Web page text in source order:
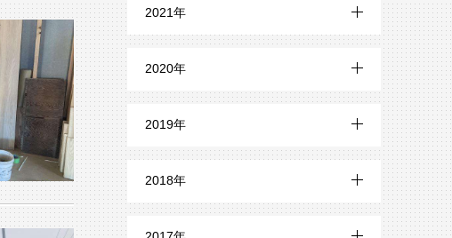
7月 (1)
6月 (3)
5月 (2)
4月 (3)
3月 (2)
9月 (3)
7月 (6)
6月 (5)
5月 (7)
4月 (10)
9月 (6)
7月 (8)
6月 (8)
5月 (6)
11月 (6)
9月 (2)
7月 (4)
2021年
12月 (14)
11月 (21)
9月 (22)
2020年
12月 (15)
11月 (13)
2019年
12月 (19)
11月 (21)
2018年
12月 (24)